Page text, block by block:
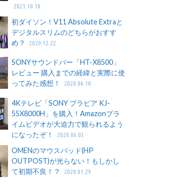
2021.10.18
初ダイソン！V11 Absolute Extraと
デジタルスリムのどちらがおすす
め？
2020.12.22
SONYサウンドバー「HT-X8500」
レビュー 購入までの経緯と実際に使
ってみた感想！
2020.06.10
4Kテレビ「SONY ブラビア KJ-
55X8000H」を購入！Amazonプラ
イムビデオが大迫力で観られるよう
になったぞ！
2020.06.03
OMENのマウスパッド(HP
OUTPOST)が光らない！もしかし
て初期不良！？
2020.01.29